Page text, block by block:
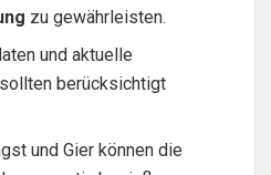
zu gewährleisten.
und aktuelle
berücksichtigt
und Gier können die